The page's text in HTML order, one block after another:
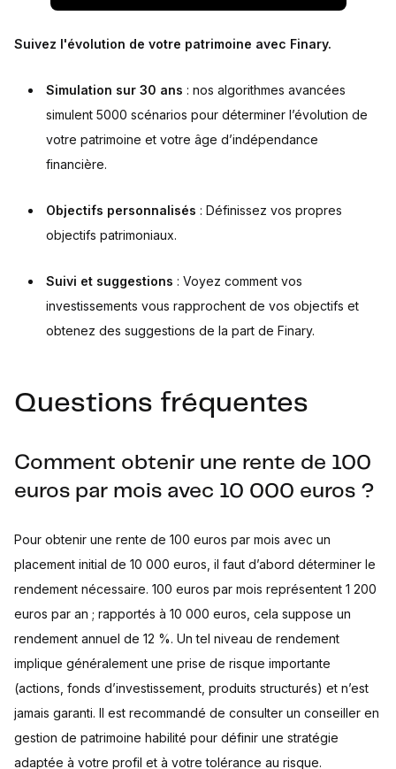
Suivez l'évolution de votre patrimoine avec Finary.
Simulation sur 30 ans : nos algorithmes avancées
simulent 5000 scénarios pour déterminer l’évolution de
votre patrimoine et votre âge d’indépendance
financière.
Objectifs personnalisés : Définissez vos propres
objectifs patrimoniaux.
Suivi et suggestions : Voyez comment vos
investissements vous rapprochent de vos objectifs et
obtenez des suggestions de la part de Finary.
Questions fréquentes
Comment obtenir une rente de 100
euros par mois avec 10 000 euros ?
Pour obtenir une rente de 100 euros par mois avec un
placement initial de 10 000 euros, il faut d’abord déterminer le
rendement nécessaire. 100 euros par mois représentent 1 200
euros par an ; rapportés à 10 000 euros, cela suppose un
rendement annuel de 12 %. Un tel niveau de rendement
implique généralement une prise de risque importante
(actions, fonds d’investissement, produits structurés) et n’est
jamais garanti. Il est recommandé de consulter un conseiller en
gestion de patrimoine habilité pour définir une stratégie
adaptée à votre profil et à votre tolérance au risque.